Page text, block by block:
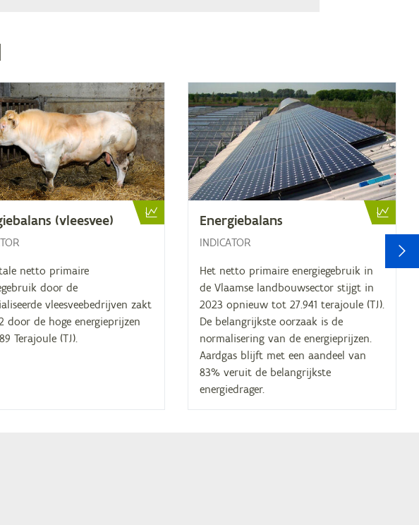
(vlees­vee)
netto primaire
door de
vleesveebedrijven zakt
door de hoge energieprijzen
Terajoule (TJ).
Ener­gie­ba­lans
INDICATOR
Het netto primaire energiegebruik in
de Vlaamse landbouwsector stijgt in
2023 opnieuw tot 27.941 terajoule (TJ).
De belangrijkste oorzaak is de
normalisering van de energieprijzen.
Aardgas blijft met een aandeel van
83% veruit de belangrijkste
energiedrager.